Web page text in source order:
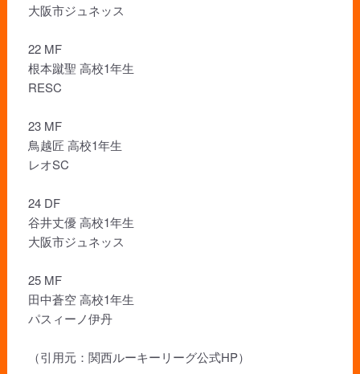
大阪市ジュネッス
22 MF
根本蹴聖 高校1年生
RESC
23 MF
鳥越匠 高校1年生
レオSC
24 DF
谷井丈優 高校1年生
大阪市ジュネッス
25 MF
田中蒼空 高校1年生
パスィーノ伊丹
（引用元：関西ルーキーリーグ公式HP）